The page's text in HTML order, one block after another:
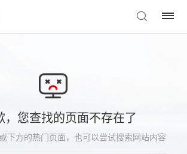
，您查找的页面不存在了
或下方的热门页面，也可以尝试搜索网站内容